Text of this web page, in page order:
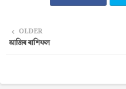
OLDER
আজিৰ ৰাশিফল